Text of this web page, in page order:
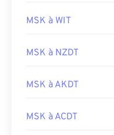
MSK à WIT
MSK à NZDT
MSK à AKDT
MSK à ACDT